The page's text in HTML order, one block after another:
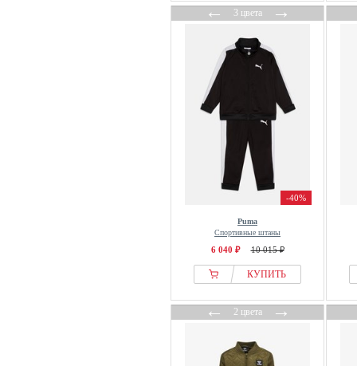
←3 цвета→
-40%
Puma
Спортивные штаны
6 040 ₽ 10 015 ₽
КУПИТЬ
←2 цвета→